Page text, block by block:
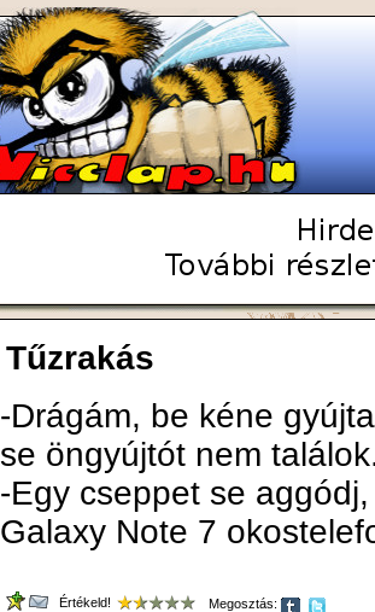
Tűzrakás
-Drágám, be kéne
se öngyújtót nem
-Egy cseppet se
Galaxy Note 7
Értékeld! Megosztás: